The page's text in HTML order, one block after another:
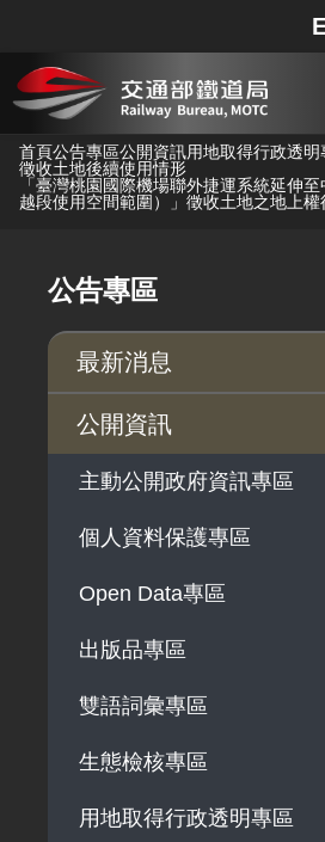
跳到主要內容
網
首頁公告專區公開資訊用地取得行政透明
徵收土地後續使用情形
「臺灣桃園國際機場聯外捷運系統延伸
越段使用空間範圍）」徵收土地之地上
公告專區
最新消息
新聞稿
公聽會
公告事項
公開資訊
主動公開政府資訊專區
法律及法規命令
解釋性規定及裁量基準
行政指導有關文書
施政計畫、業務統計及
預算與決算書
個人資料保護專區
Open Data專區
出版品專區
雙語詞彙專區
生態檢核專區
用地取得行政透明專區